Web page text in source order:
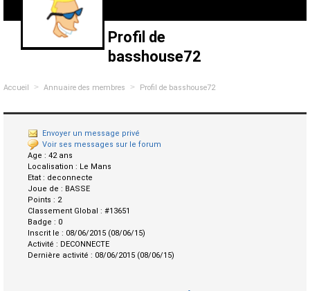
Profil de
basshouse72
Accueil > Annuaire des membres > Profil de basshouse72
Envoyer un message privé
Voir ses messages sur le forum
Age : 42 ans
Localisation : Le Mans
Etat : deconnecte
Joue de : BASSE
Points : 2
Classement Global : #13651
Badge : 0
Inscrit le : 08/06/2015 (08/06/15)
Activité : DECONNECTE
Dernière activité : 08/06/2015 (08/06/15)